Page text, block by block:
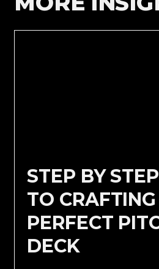
STEP BY
TO
PERFECT
DECK